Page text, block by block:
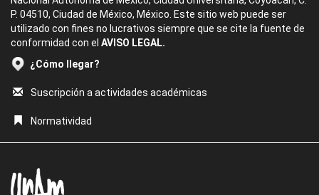
P. 04510, Ciudad de México, México. Este sitio web puede ser
utilizado con fines no lucrativos siempre que se cite la fuente de
conformidad con el AVISO LEGAL.
¿Cómo llegar?
Suscripción a actividades académicas
Normatividad